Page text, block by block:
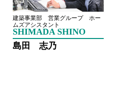
建築事業部 営業グループ ホー
ムズアシスタント
SHIMADA SHINO
島田 志乃